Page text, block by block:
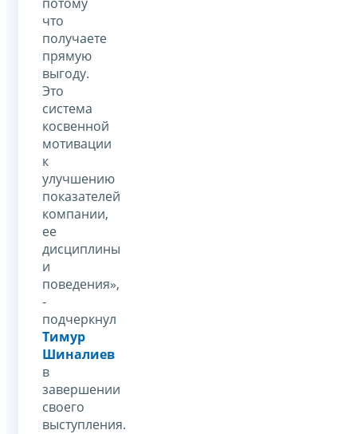
что
получаете
прямую
выгоду.
Это
система
косвенной
мотивации
к
улучшению
показателей
компании,
ее
дисциплины
и
поведения»,
-
подчеркнул
Тимур
Шиналиев
в
завершении
своего
выступления.